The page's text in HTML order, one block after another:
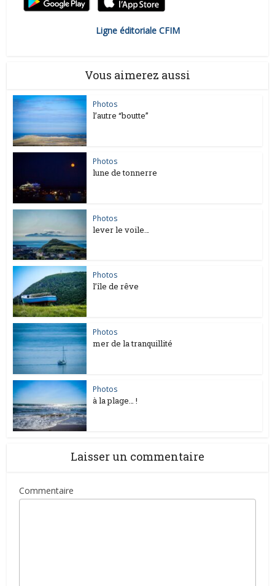
Ligne éditoriale CFIM
Vous aimerez aussi
Photos
l’autre “boutte”
Photos
lune de tonnerre
Photos
lever le voile…
Photos
l’île de rêve
Photos
mer de la tranquillité
Photos
à la plage… !
Laisser un commentaire
Commentaire